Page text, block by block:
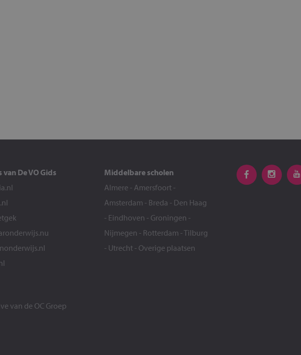
van De VO Gids
Middelbare scholen
Almere - Amersfoort -
Amsterdam - Breda - Den Haag
- Eindhoven - Groningen -
Nijmegen - Rotterdam -Tilburg
- Utrecht - Overige plaatsen
van de OC Groep